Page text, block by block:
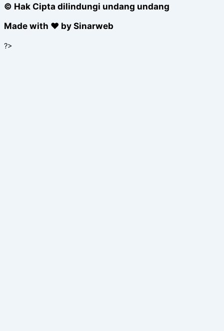
© Hak Cipta dilindungi undang undang
Made with ❤ by Sinarweb
?>